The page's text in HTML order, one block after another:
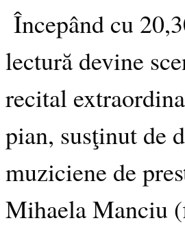
Începând cu
lectură devine
recital
pian, susţinut de
muziciene de
Mihaela Manciu